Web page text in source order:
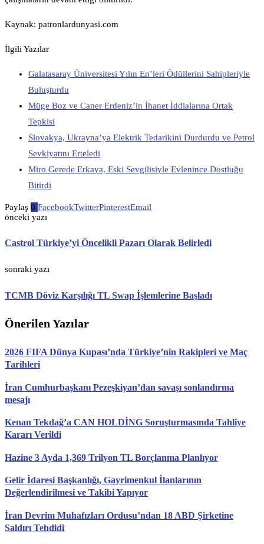
Kaynak: patronlardunyasi.com
İlgili Yazılar
Galatasaray Üniversitesi Yılın En’leri Ödüllerini Sahipleriyle
Buluşturdu
Müge Boz ve Caner Erdeniz’in İhanet İddialarına Ortak
Tepkisi
Slovakya, Ukrayna’ya Elektrik Tedarikini Durdurdu ve Petrol
Sevkiyatını Erteledi
Miro Gerede Erkaya, Eski Sevgilisiyle Evlenince Dostluğu
Bitirdi
Paylaş 0 FacebookTwitterPinterestEmail
önceki yazı
Castrol Türkiye’yi Öncelikli Pazarı Olarak Belirledi
sonraki yazı
TCMB Döviz Karşılığı TL Swap İşlemlerine Başladı
Önerilen Yazılar
2026 FIFA Dünya Kupası’nda Türkiye’nin Rakipleri ve Maç
Tarihleri
İran Cumhurbaşkanı Pezeşkiyan’dan savaşı sonlandırma
mesajı
Kenan Tekdağ’a CAN HOLDİNG Soruşturmasında Tahliye
Kararı Verildi
Hazine 3 Ayda 1,369 Trilyon TL Borçlanma Planlıyor
Gelir İdaresi Başkanlığı, Gayrimenkul İlanlarının
Değerlendirilmesi ve Takibi Yapıyor
İran Devrim Muhafızları Ordusu’ndan 18 ABD Şirketine
Saldırı Tehdidi